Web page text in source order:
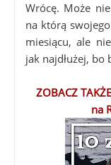
Wrócę. Może
na którą
miesiącu, ale
jak najdłużej, bo
ZOBACZ
na